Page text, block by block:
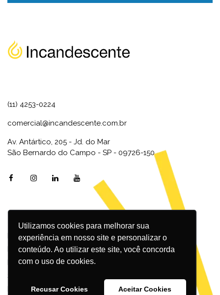
Utilizamos cookies para melhorar sua
experiência em nosso site e personalizar o
conteúdo. Ao utilizar este site, você concorda
com o uso de cookies.
Recusar Cookies Aceitar Cookies
(11) 4253-0224
comercial@incandescente.com.br
Av. Antártico, 205 - Jd. do Mar
São Bernardo do Campo - SP - 09726-150
Marketing Digital
Inbound Marketing
Redes Sociais
SEO
Design